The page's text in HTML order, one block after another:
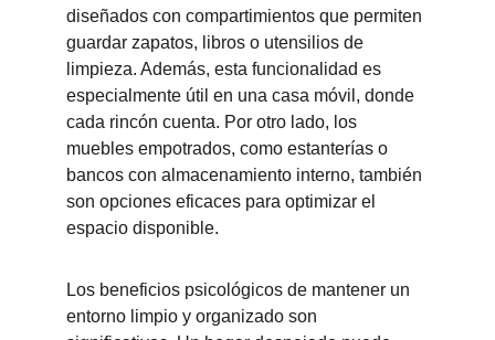
diseñados con compartimientos que permiten
guardar zapatos, libros o utensilios de
limpieza. Además, esta funcionalidad es
especialmente útil en una casa móvil, donde
cada rincón cuenta. Por otro lado, los
muebles empotrados, como estanterías o
bancos con almacenamiento interno, también
son opciones eficaces para optimizar el
espacio disponible.
Los beneficios psicológicos de mantener un
entorno limpio y organizado son